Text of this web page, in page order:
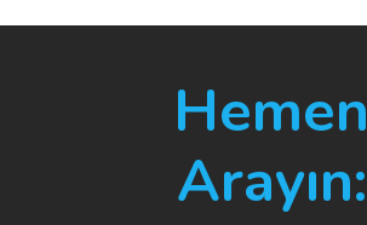
Hemen
Arayın: